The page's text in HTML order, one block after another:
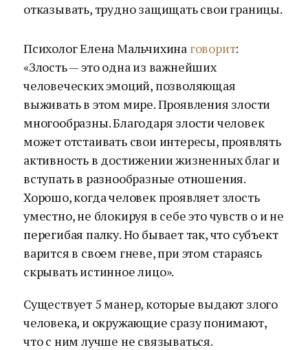
отказывать, трудно защищать свои границы.
Психолог Елена Мальчихина говорит:
«Злость — это одна из важнейших
человеческих эмоций, позволяющая
выживать в этом мире. Проявления злости
многообразны. Благодаря злости человек
может отстаивать свои интересы, проявлять
активность в достижении жизненных благ и
вступать в разнообразные отношения.
Хорошо, когда человек проявляет злость
уместно, не блокируя в себе это чувств о и не
перегибая палку. Но бывает так, что субъект
варится в своем гневе, при этом стараясь
скрывать истинное лицо».
Существует 5 манер, которые выдают злого
человека, и окружающие сразу понимают,
что с ним лучше не связываться.